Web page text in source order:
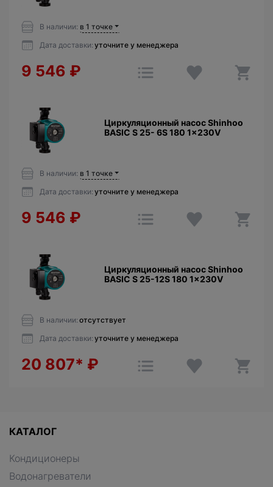
В наличии: в 1 точке
Дата доставки: уточните у менеджера
9 546 ₽
Циркуляционный насос Shinhoo
BASIC S 25- 6S 180 1x230V
В наличии: в 1 точке
Дата доставки: уточните у менеджера
9 546 ₽
Циркуляционный насос Shinhoo
BASIC S 25-12S 180 1x230V
В наличии: отсутствует
Дата доставки: уточните у менеджера
20 807* ₽
КАТАЛОГ
Кондиционеры
Водонагреватели